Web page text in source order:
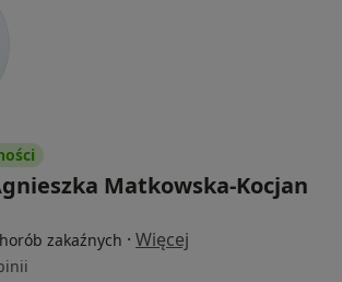
Matkowska-Kocjan
zakaźnych · Więcej